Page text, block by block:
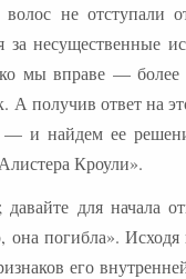
не отступали
за несущественные
мы вправе — более
А получив ответ на
— и найдем ее
Кроули».
давайте для начала
погибла». Исходя
его